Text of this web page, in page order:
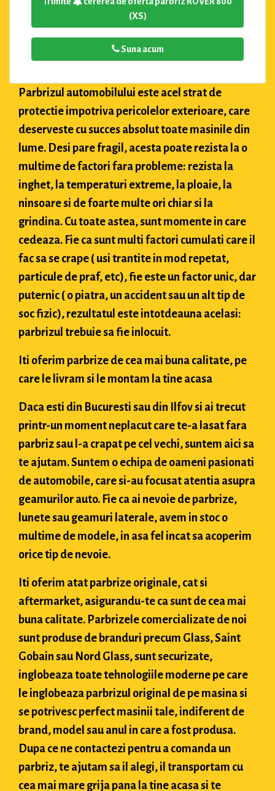
(XS)
Suna acum
Parbrizul automobilului este acel strat de
protectie impotriva pericolelor exterioare, care
deserveste cu succes absolut toate masinile din
lume. Desi pare fragil, acesta poate rezista la o
multime de factori fara probleme: rezista la
inghet, la temperaturi extreme, la ploaie, la
ninsoare si de foarte multe ori chiar si la
grindina. Cu toate astea, sunt momente in care
cedeaza. Fie ca sunt multi factori cumulati care il
fac sa se crape ( usi trantite in mod repetat,
particule de praf, etc), fie este un factor unic, dar
puternic ( o piatra, un accident sau un alt tip de
soc fizic), rezultatul este intotdeauna acelasi:
parbrizul trebuie sa fie inlocuit.
Iti oferim parbrize de cea mai buna calitate, pe
care le livram si le montam la tine acasa
Daca esti din Bucuresti sau din Ilfov si ai trecut
printr-un moment neplacut care te-a lasat fara
parbriz sau l-a crapat pe cel vechi, suntem aici sa
te ajutam. Suntem o echipa de oameni pasionati
de automobile, care si-au focusat atentia asupra
geamurilor auto. Fie ca ai nevoie de parbrize,
lunete sau geamuri laterale, avem in stoc o
multime de modele, in asa fel incat sa acoperim
orice tip de nevoie.
Iti oferim atat parbrize originale, cat si
aftermarket, asigurandu-te ca sunt de cea mai
buna calitate. Parbrizele comercializate de noi
sunt produse de branduri precum Glass, Saint
Gobain sau Nord Glass, sunt securizate,
inglobeaza toate tehnologiile moderne pe care
le inglobeaza parbrizul original de pe masina si
se potrivesc perfect masinii tale, indiferent de
brand, model sau anul in care a fost produsa.
Dupa ce ne contactezi pentru a comanda un
parbriz, te ajutam sa il alegi, il transportam cu
cea mai mare grija pana la tine acasa si te